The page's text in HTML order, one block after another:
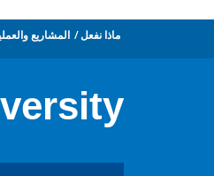
ماذا نفعل المشاريع